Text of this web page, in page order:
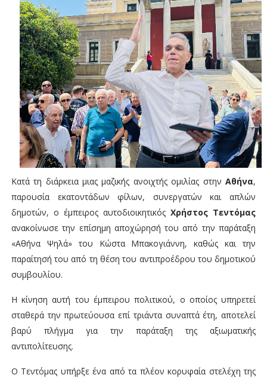
Κατά τη διάρκεια μιας μαζικής ανοιχτής ομιλίας στηνΑθήνα,
παρουσία εκατοντάδων φίλων, συνεργατών και απλών
δημοτών, ο έμπειρος αυτοδιοικητικόςΧρήστος Τεντόμας
ανακοίνωσε την επίσημη αποχώρησή του από την παράταξη
«Αθήνα Ψηλά» του Κώστα Μπακογιάννη, καθώς και την
παραίτησή του από τη θέση του αντιπροέδρου του δημοτικού
συμβουλίου.
Η κίνηση αυτή του έμπειρου πολιτικού, ο οποίος υπηρετεί
σταθερά την πρωτεύουσα επί τριάντα συναπτά έτη, αποτελεί
βαρύ πλήγμα για την παράταξη της αξιωματικής
αντιπολίτευσης.
Ο Τεντόμας υπήρξε ένα από τα πλέον κορυφαία στελέχη της